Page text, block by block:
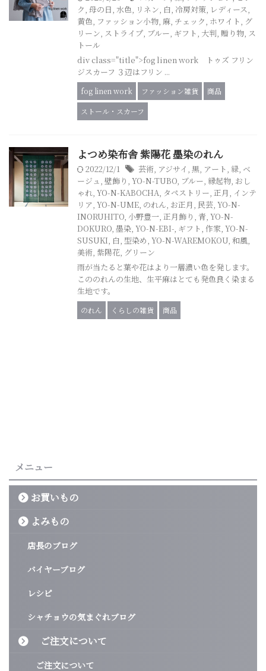
ク, 母の日, 水色, リネン, 白, 冷房対策, レディース,
黄色, ファッション小物, 麻, チェック, ホワイト, グ
リーン, ストライプ, ブルー, ギフト, 大判, 贈り物, ス
トール
div class="title">fog linen work トゥズ フリン
ジスカーフ ３辺はフリン ...
fog linen work ファッション雑貨
商品
ストール・スカーフ
よつめ染布舎 紫陽花 墨染のれん
2022/12/1 芸術, アジサイ , 黒, アート, 緑, ベ
ージュ, 壁飾り , YO-N-TUBO, ブルー, 縁起物, おし
ゃれ, YO-N-KABOCHA, タペストリー, 正月, インテ
リア, YO-N-UME, のれん, お正月, 民芸, YO-N-
INORUHITO, 小野豊一, 正月飾り , 青, YO-N-
DOKURO, 墨染, YO-N-EBI-, ギフト, 作家, YO-N-
SUSUKI, 白, 型染め, YO-N-WAREMOKOU, 和風,
美術, 紫陽花, グリーン
雨が当たると葉や花はより一層濃い色を発します。
こののれんの生地、生平麻はとても発色良く染まる
生地です。
のれん くらしの雑貨 商品
メニュー
お買いもの
よみもの
店長のブログ
バイヤーブログ
レシピ
シャチョウの気まぐれブログ
ご注文について
ご注文について